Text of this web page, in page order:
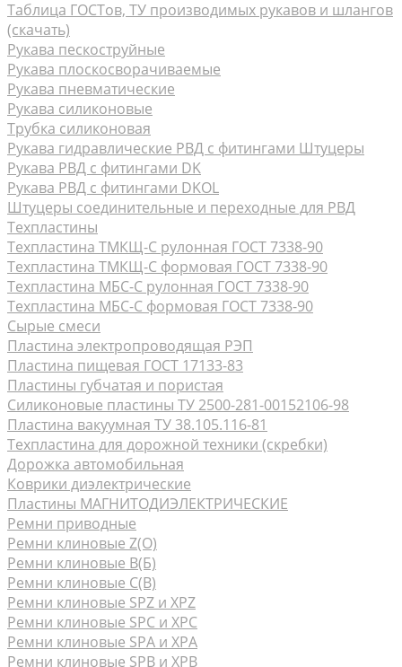
Таблица ГОСТов, ТУ производимых рукавов и шлангов
(скачать)
Рукава пескоструйные
Рукава плоскосворачиваемые
Рукава пневматические
Рукава силиконовые
Трубка силиконовая
Рукава гидравлические РВД с фитингами Штуцеры
Рукава РВД с фитингами DK
Рукава РВД с фитингами DKOL
Штуцеры соединительные и переходные для РВД
Техпластины
Техпластина ТМКЩ-С рулонная ГОСТ 7338-90
Техпластина ТМКЩ-С формовая ГОСТ 7338-90
Техпластина МБС-С рулонная ГОСТ 7338-90
Техпластина МБС-С формовая ГОСТ 7338-90
Сырые смеси
Пластина электропроводящая РЭП
Пластина пищевая ГОСТ 17133-83
Пластины губчатая и пористая
Силиконовые пластины ТУ 2500-281-00152106-98
Пластина вакуумная ТУ 38.105.116-81
Техпластина для дорожной техники (скребки)
Дорожка автомобильная
Коврики диэлектрические
Пластины МАГНИТОДИЭЛЕКТРИЧЕСКИЕ
Ремни приводные
Ремни клиновые Z(О)
Ремни клиновые В(Б)
Ремни клиновые С(В)
Ремни клиновые SPZ и XPZ
Ремни клиновые SPC и XPC
Ремни клиновые SPA и XPA
Ремни клиновые SPB и XPB